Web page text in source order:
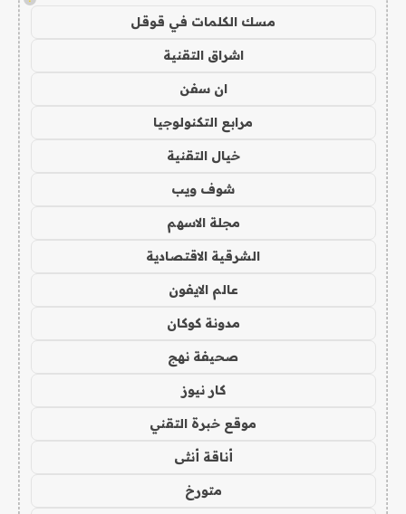
مسك الكلمات في قوقل
اشراق التقنية
ان سفن
مرابع التكنولوجيا
خيال التقنية
شوف ويب
مجلة الاسهم
الشرقية الاقتصادية
عالم الايفون
مدونة كوكان
صحيفة نهج
كار نيوز
موقع خبرة التقني
أناقة أنثى
متورخ